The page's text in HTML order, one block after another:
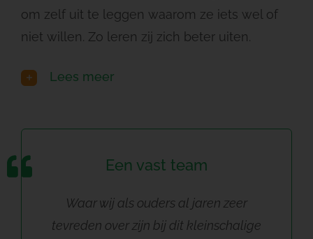
om zelf uit te leggen waarom ze iets wel of
niet willen. Zo leren zij zich beter uiten.
Lees meer
Een vast team
Waar wij als ouders al jaren zeer
tevreden over zijn bij dit kleinschalige